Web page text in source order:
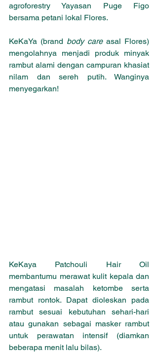
agroforestry Yayasan Puge Figo
bersama petani lokal Flores.
KeKaYa (brand body care asal Flores)
mengolahnya menjadi produk minyak
rambut alami dengan campuran khasiat
nilam dan sereh putih. Wanginya
menyegarkan!
KeKaya Patchouli Hair Oil
membantumu merawat kulit kepala dan
mengatasi masalah ketombe serta
rambut rontok. Dapat dioleskan pada
rambut sesuai kebutuhan sehari-hari
atau gunakan sebagai masker rambut
untuk perawatan intensif (diamkan
beberapa menit lalu bilas).